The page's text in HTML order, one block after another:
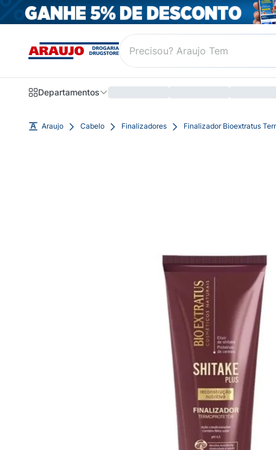
Departamentos
Araujo Cabelo Finalizadores Finalizador Bioextratus